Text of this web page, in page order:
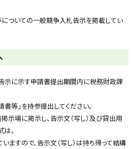
ついての一般競争入札告示を掲載してい
示に示す申請書提出期間内に税務財政課
等」を持参提出してください。
示場に掲示し、告示文（写し）及び貸出用
、
すので、告示文（写し）は持ち帰って結構